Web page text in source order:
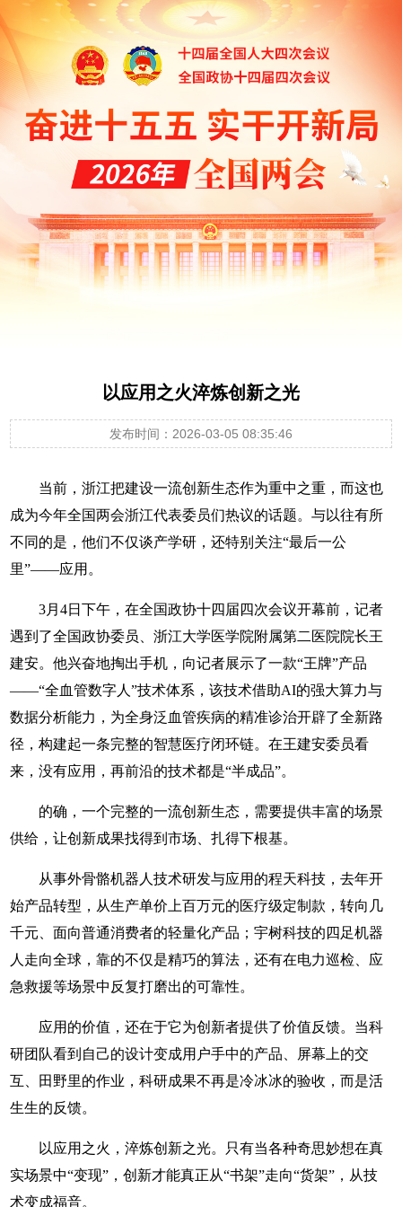
以应用之火淬炼创新之光
发布时间：2026-03-05 08:35:46
当前，浙江把建设一流创新生态作为重中之重，而这也
成为今年全国两会浙江代表委员们热议的话题。与以往有所
不同的是，他们不仅谈产学研，还特别关注“最后一公
里”——应用。
3月4日下午，在全国政协十四届四次会议开幕前，记者
遇到了全国政协委员、浙江大学医学院附属第二医院院长王
建安。他兴奋地掏出手机，向记者展示了一款“王牌”产品
——“全血管数字人”技术体系，该技术借助AI的强大算力与
数据分析能力，为全身泛血管疾病的精准诊治开辟了全新路
径，构建起一条完整的智慧医疗闭环链。在王建安委员看
来，没有应用，再前沿的技术都是“半成品”。
的确，一个完整的一流创新生态，需要提供丰富的场景
供给，让创新成果找得到市场、扎得下根基。
从事外骨骼机器人技术研发与应用的程天科技，去年开
始产品转型，从生产单价上百万元的医疗级定制款，转向几
千元、面向普通消费者的轻量化产品；宇树科技的四足机器
人走向全球，靠的不仅是精巧的算法，还有在电力巡检、应
急救援等场景中反复打磨出的可靠性。
应用的价值，还在于它为创新者提供了价值反馈。当科
研团队看到自己的设计变成用户手中的产品、屏幕上的交
互、田野里的作业，科研成果不再是冷冰冰的验收，而是活
生生的反馈。
以应用之火，淬炼创新之光。只有当各种奇思妙想在真
实场景中“变现”，创新才能真正从“书架”走向“货架”，从技
术变成福音。